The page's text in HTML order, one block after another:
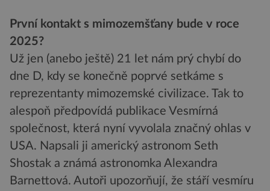
První kontakt s mimozemšťany bude v roce
2025?
Už jen (anebo ještě) 21 let nám prý chybí do
dne D, kdy se konečně poprvé setkáme s
reprezentanty mimozemské civilizace. Tak to
alespoň předpovídá publikace Vesmírná
společnost, která nyní vyvolala značný ohlas v
USA. Napsali ji americký astronom Seth
Shostak a známá astronomka Alexandra
Barnettová. Autoři upozorňují, že stáří vesmíru